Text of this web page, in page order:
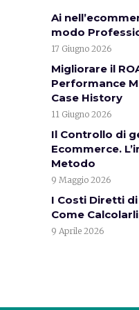
Ai
modo
17 Giugno 2026
Migliorare il
Performance
Case History
11 Giugno 2026
Il Controllo di
Ecommerce.
Metodo
9 Maggio 2026
I Costi Diretti
Come Calcolarli
9 Aprile 2026